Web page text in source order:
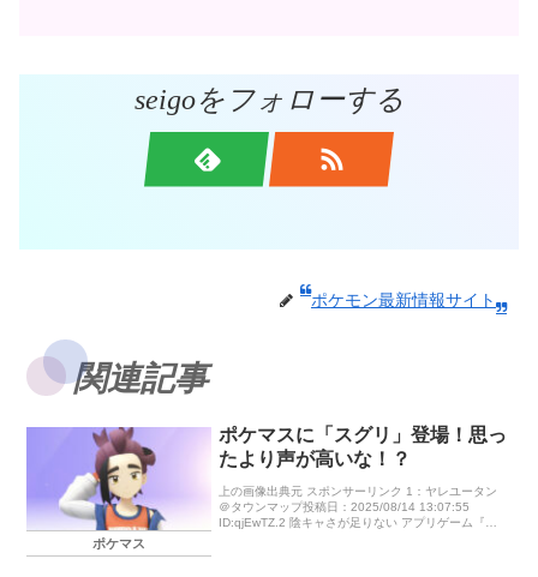
seigoをフォローする
ポケモン最新情報サイト
関連記事
ポケマス
ポケマスに「スグリ」登場！思っ
たより声が高いな！？
上の画像出典元 スポンサーリンク 1：ヤレユータン
＠タウンマップ投稿日：2025/08/14 13:07:55
ID:qjEwTZ.2 陰キャさが足りない アプリゲーム『ポ